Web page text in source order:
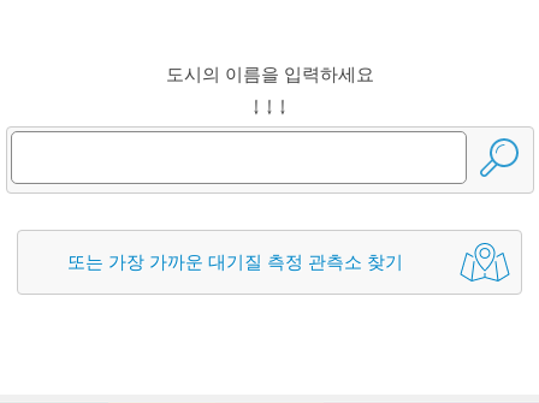
도시의 이름을 입력하세요
↓ ↓ ↓
또는 가장 가까운 대기질 측정 관측소 찾기